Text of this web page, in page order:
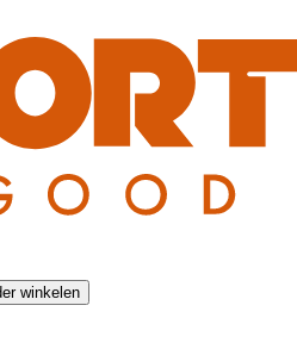
winkelen